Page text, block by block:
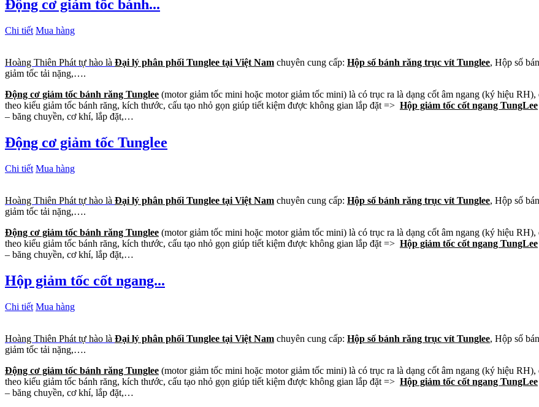
Động cơ giảm tốc bánh...
Chi tiết Mua hàng
Hoàng Thiên Phát tự hào là Đại lý phân phối Tunglee tại Việt Nam chuyên cung cấp: Hộp số bánh răng trục vít Tunglee, Hộp số
giảm tốc tải nặng,….
Động cơ giảm tốc bánh răng Tunglee (motor giảm tốc mini hoặc motor giảm tốc mini) là có trục ra là dạng cốt âm ngang (ký hiệu
theo kiểu giảm tốc bánh răng, kích thước, cấu tạo nhỏ gọn giúp tiết kiệm được không gian lắp đặt => Hộp giảm tốc cốt ngang TungLee
– băng chuyền, cơ khí, lắp đặt,…
Động cơ giảm tốc Tunglee
Chi tiết Mua hàng
Hoàng Thiên Phát tự hào là Đại lý phân phối Tunglee tại Việt Nam chuyên cung cấp: Hộp số bánh răng trục vít Tunglee, Hộp số
giảm tốc tải nặng,….
Động cơ giảm tốc bánh răng Tunglee (motor giảm tốc mini hoặc motor giảm tốc mini) là có trục ra là dạng cốt âm ngang (ký hiệu
theo kiểu giảm tốc bánh răng, kích thước, cấu tạo nhỏ gọn giúp tiết kiệm được không gian lắp đặt => Hộp giảm tốc cốt ngang TungLee
– băng chuyền, cơ khí, lắp đặt,…
Hộp giảm tốc cốt ngang...
Chi tiết Mua hàng
Hoàng Thiên Phát tự hào là Đại lý phân phối Tunglee tại Việt Nam chuyên cung cấp: Hộp số bánh răng trục vít Tunglee, Hộp số
giảm tốc tải nặng,….
Động cơ giảm tốc bánh răng Tunglee (motor giảm tốc mini hoặc motor giảm tốc mini) là có trục ra là dạng cốt âm ngang (ký hiệu
theo kiểu giảm tốc bánh răng, kích thước, cấu tạo nhỏ gọn giúp tiết kiệm được không gian lắp đặt => Hộp giảm tốc cốt ngang TungLee
– băng chuyền, cơ khí, lắp đặt,…